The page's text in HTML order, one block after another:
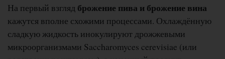
На первый взгляд брожение пива и брожение вина
кажутся вполне схожими процессами. Охлаждённую
сладкую жидкость инокулируют дрожжевыми
микроорганизмами Saccharomyces cerevisiae (или